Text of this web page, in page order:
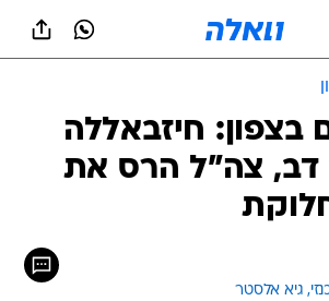
בצפון: חיזבאללה
צה"ל הרס את
גיא אלסטר